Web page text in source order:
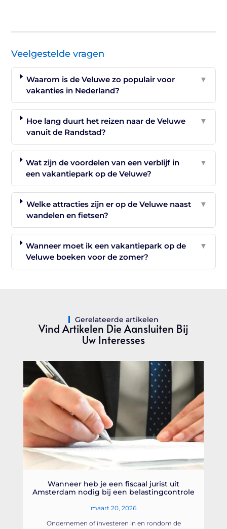
Veelgestelde vragen
Waarom is de Veluwe zo populair voor
vakanties in Nederland?
▼
Hoe lang duurt het reizen naar de Veluwe
vanuit de Randstad?
▼
Wat zijn de voordelen van een verblijf in
een vakantiepark op de Veluwe?
▼
Welke attracties zijn er op de Veluwe naast
wandelen en fietsen?
▼
Wanneer moet ik een vakantiepark op de
Veluwe boeken voor de zomer?
▼
Gerelateerde artikelen
Vind Artikelen Die Aansluiten Bij
Uw Interesses
Wanneer heb je een fiscaal jurist uit
Amsterdam nodig bij een belastingcontrole
maart 20, 2026
Ondernemen of investeren in en rondom de